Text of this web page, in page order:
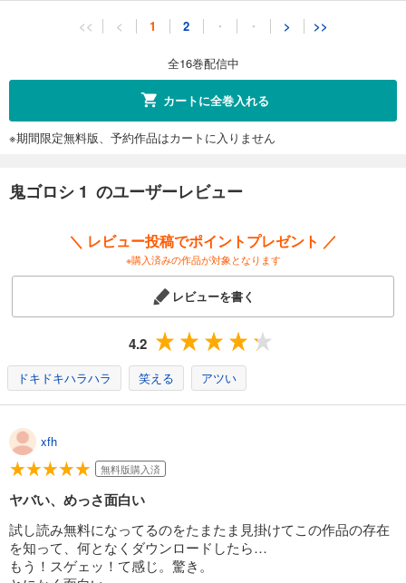
鬼ゴロシ 11
鬼ゴロシ 12
完結
あらすじを表示する
鬼ゴロシ 13
円 (税込)
あらすじを表示する
鬼ゴロシ 14
あらすじを表示する
鬼ゴロシ 15
825円 (税込)
<< < 1 2 ・ ・ > >>
全16巻配信中
カートに全巻入れる
※期間限定無料版、予約作品はカートに入りません
鬼ゴロシ 1 のユーザーレビュー
＼ レビュー投稿でポイントプレゼント ／
※購入済みの作品が対象となります
レビューを書く
4.2
ドキドキハラハラ 笑える アツい
xfh
無料版購入済
ヤバい、めっさ面白い
試し読み無料になってるのをたまたま見掛けてこの作品の存在
を知って、何となくダウンロードしたら…
もう！スゲェッ！て感じ。驚き。